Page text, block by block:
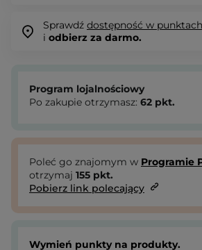
Sprawdź dostępność w
i odbierz za darmo.
Program lojalnościowy
Po zakupie otrzymasz: 62 pkt.
Poleć go znajomym w Programie
otrzymaj 155 pkt.
Pobierz link polecający
Wymień punkty na produkty.